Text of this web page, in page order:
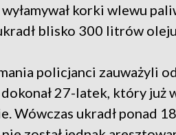
korki wlewu
blisko 300 litrów
policjanci zauważyli
27-latek, który już
Wówczas ukradł ponad